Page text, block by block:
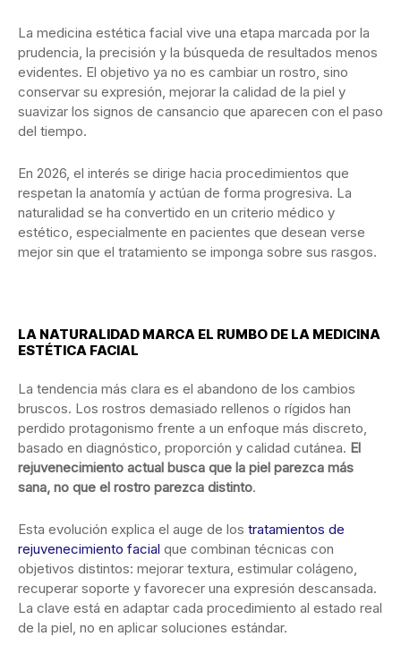
La medicina estética facial vive una etapa marcada por la
prudencia, la precisión y la búsqueda de resultados menos
evidentes. El objetivo ya no es cambiar un rostro, sino
conservar su expresión, mejorar la calidad de la piel y
suavizar los signos de cansancio que aparecen con el paso
del tiempo.
En 2026, el interés se dirige hacia procedimientos que
respetan la anatomía y actúan de forma progresiva. La
naturalidad se ha convertido en un criterio médico y
estético, especialmente en pacientes que desean verse
mejor sin que el tratamiento se imponga sobre sus rasgos.
LA NATURALIDAD MARCA EL RUMBO DE LA MEDICINA
ESTÉTICA FACIAL
La tendencia más clara es el abandono de los cambios
bruscos. Los rostros demasiado rellenos o rígidos han
perdido protagonismo frente a un enfoque más discreto,
basado en diagnóstico, proporción y calidad cutánea. El
rejuvenecimiento actual busca que la piel parezca más
sana, no que el rostro parezca distinto.
Esta evolución explica el auge de los tratamientos de
rejuvenecimiento facial que combinan técnicas con
objetivos distintos: mejorar textura, estimular colágeno,
recuperar soporte y favorecer una expresión descansada.
La clave está en adaptar cada procedimiento al estado real
de la piel, no en aplicar soluciones estándar.